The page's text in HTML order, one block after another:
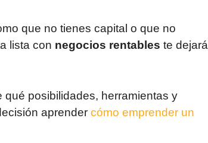
que no tienes capital o que no
lista con negocios rentables te dejará
qué posibilidades, herramientas y
aprender cómo emprender un